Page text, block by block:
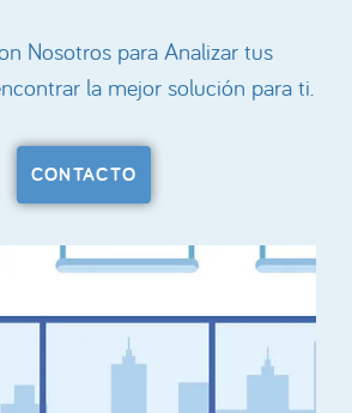
Nosotros para Analizar tus
la mejor solución para ti.
CONTACTO